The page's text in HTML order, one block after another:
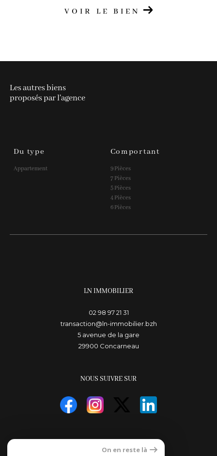
VOIR LE BIEN
Les autres biens
proposés par l'agence
Du type
Appartement
Comportant
9 Pièces
7 Pièces
5 Pièces
4 Pièces
6 Pièces
LN IMMOBILIER
02 98 97 21 31
transaction@ln-immobilier.bzh
5 avenue de la gare
29900
concarneau
NOUS SUIVRE SUR
ADHÉRENTS
On en reste là